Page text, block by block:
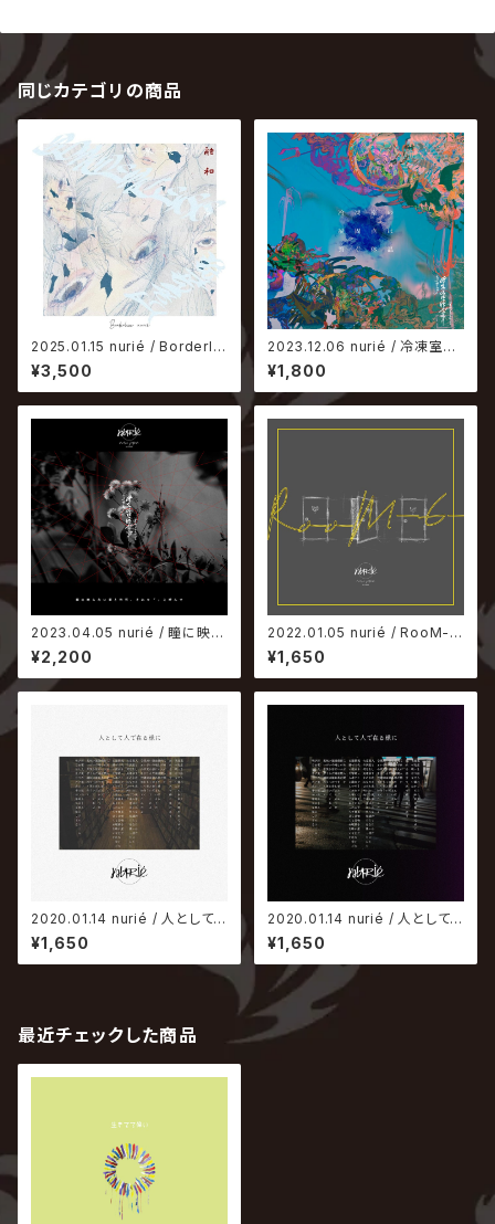
同じカテゴリの商品
2025.01.15 nurié / Borderle
ss
¥3,500
2023.12.06 nurié / 冷凍室の
凝固点は繋ぐ体温
¥1,800
2023.04.05 nurié / 瞳に映ら
ない形と性質、それを「」と呼ん
で
¥2,200
2022.01.05 nurié / RooM-6
-
¥1,650
2020.01.14 nurié / 人として
人で在る様に【猿盤】
¥1,650
2020.01.14 nurié / 人として
人で在る様に【人盤】
¥1,650
最近チェックした商品